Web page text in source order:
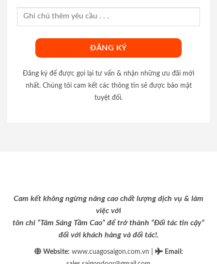
Đăng ký để được gọi lại tư vấn & nhận những ưu đãi mới
nhất. Chúng tôi cam kết các thông tin sẽ được bảo mật
tuyệt đối.
Cam kết không ngừng nâng cao chất lượng dịch vụ & làm
việc với
tôn chỉ “Tâm Sáng Tầm Cao” để trở thành “Đối tác tin cậy”
đối với khách hàng và đối tác!.
Website: www.cuagosaigon.com.vn Email :